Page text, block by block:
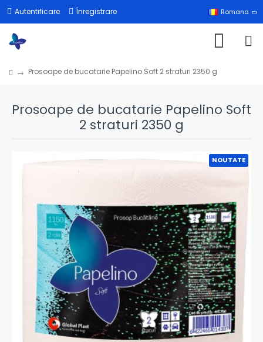
Autentificare Înregistrare Romana
Prosoape de bucatarie Papelino Soft 2 straturi 2350 g
Prosoape de bucatarie Papelino Soft
2 straturi 2350 g
NOUTATE